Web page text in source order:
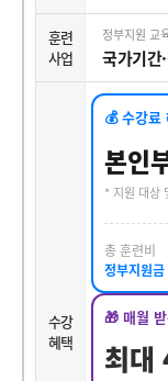
훈련
사업
정부지원 교
국가기간
수강
혜택
💰 수강료
본인
* 지원 대상
총 훈련비
정부지원금
🎁 매월
최